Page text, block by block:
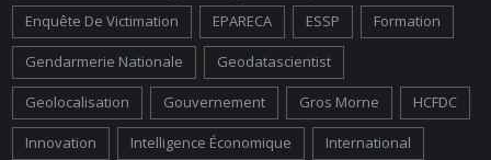
Enquête De Victimation EPARECA ESSP Formation
Gendarmerie Nationale Geodatascientist
Geolocalisation Gouvernement Gros Morne HCFDC
Innovation Intelligence Économique International